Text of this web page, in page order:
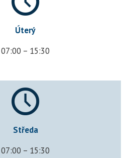
Úterý
07:00 – 15:30
Středa
07:00 – 15:30